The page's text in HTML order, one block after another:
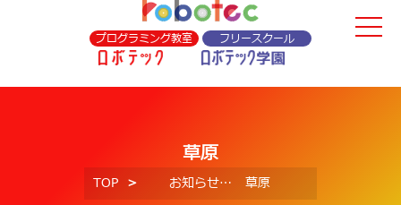
プログラミング教室 フリースクール
草原
TOP お知らせ 草原